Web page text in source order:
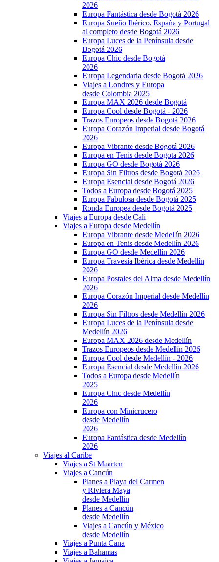
2026
Europa Fantástica desde Bogotá 2026
Europa Sueño Ibérico, España y Portugal
al completo desde Bogotá 2026
Europa Luces de la Península desde
Bogotá 2026
Europa Chic desde Bogotá
2026
Europa Legendaria desde Bogotá 2026
Viajes a Londres y Europa
desde Colombia 2025
Europa MAX 2026 desde Bogotá
Europa Cool desde Bogotá - 2026
Trazos Europeos desde Bogotá 2026
Europa Corazón Imperial desde Bogotá
2026
Europa Vibrante desde Bogotá 2026
Europa en Tenis desde Bogotá 2026
Europa GO desde Bogotá 2026
Europa Sin Filtros desde Bogotá 2026
Europa Esencial desde Bogotá 2026
Todos a Europa desde Bogotá 2025
Europa Fabulosa desde Bogotá 2025
Ronda Europea desde Bogotá 2025
Viajes a Europa desde Cali
Viajes a Europa desde Medellín
Europa Vibrante desde Medellín 2026
Europa en Tenis desde Medellín 2026
Europa GO desde Medellín 2026
Europa Travesía Ibérica desde Medellín
2026
Europa Postales del Alma desde Medellín
2026
Europa Corazón Imperial desde Medellín
2026
Europa Sin Filtros desde Medellín 2026
Europa Luces de la Península desde
Medellín 2026
Europa MAX 2026 desde Medellín
Trazos Europeos desde Medellín 2026
Europa Cool desde Medellín - 2026
Europa Esencial desde Medellín 2026
Todos a Europa desde Medellín
2025
Europa Chic desde Medellín
2026
Europa con Minicrucero
desde Medellín
2026
Europa Fantástica desde Medellín
2026
Viajes al Caribe
Viajes a St Maarten
Viajes a Cancún
Planes a Playa del Carmen
y Riviera Maya
desde Medellin
Planes a Cancún
desde Medellín
Viajes a Cancún y México
desde Medellín
Viajes a Punta Cana
Viajes a Bahamas